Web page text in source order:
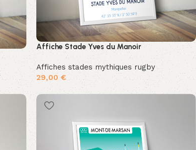
Affiche Stade Yves du Manoir
Affiches stades mythiques rugby
29,00€
Ajouter au panier